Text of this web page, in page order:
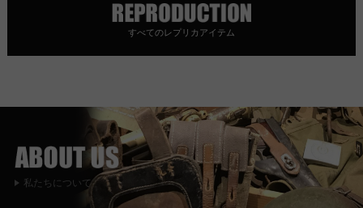
すべてのレプリカアイテム
私たちについて